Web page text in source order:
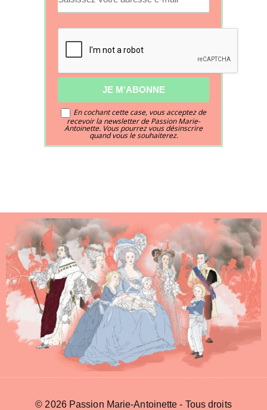
En cochant cette case, vous acceptez de
recevoir la newsletter de Passion Marie-
Antoinette. Vous pourrez vous désinscrire
quand vous le souhaiterez.
© 2026 Passion Marie-Antoinette - Tous droits